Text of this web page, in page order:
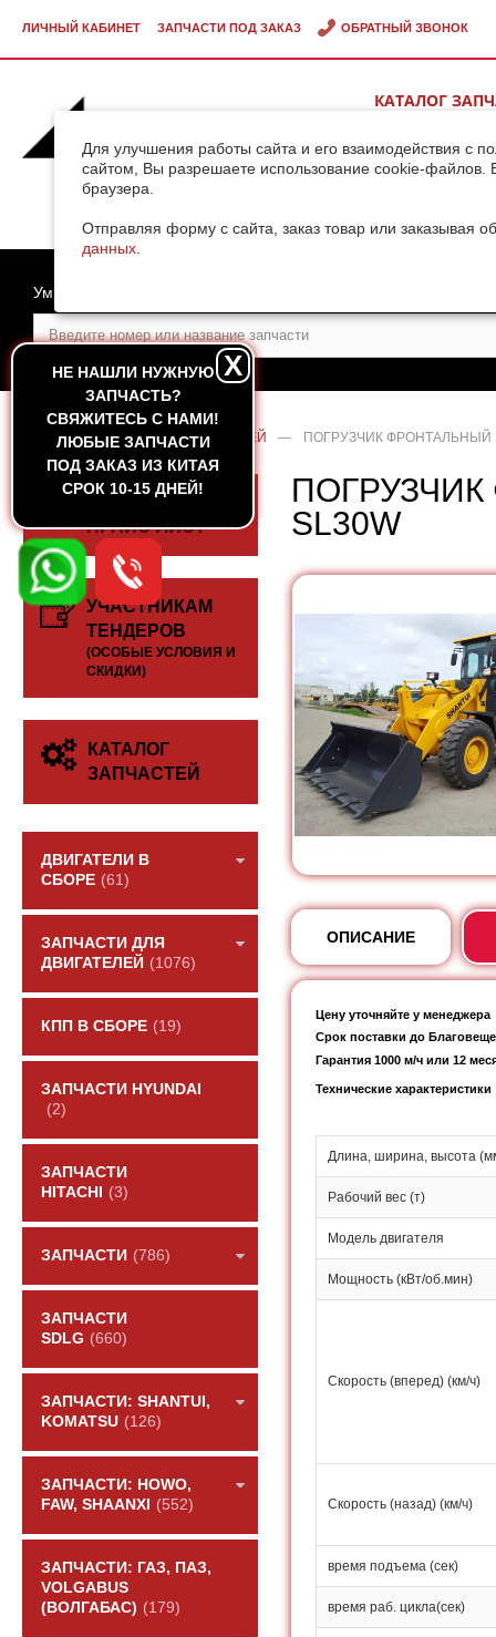
Для улучшения работы сайта и его взаимодействия с
сайтом, Вы разрешаете использование cookie-файлов.
браузера.
Отправляя форму с сайта, заказ товар или заказывая
данных
ЛИЧНЫЙ КАБИНЕТ ЗАПЧАСТИ ПОД ЗАКАЗ ОБРАТНЫЙ ЗВОНОК
КАТАЛОГ
НЕ НАШЛИ НУЖНУЮ
ЗАПЧАСТЬ?
CВЯЖИТЕСЬ С НАМИ!
ЛЮБЫЕ ЗАПЧАСТИ
ПОД ЗАКАЗ ИЗ КИТАЯ
СРОК 10-15 ДНЕЙ!
X
Умный поиск
ГЛАВНАЯ — КАТАЛОГ ЗАПЧАСТЕЙ — ПОГРУЗЧИК ФРОНТАЛЬНЫЙ
СКАЧАТЬ
ПРАЙС-ЛИСТ
УЧАСТНИКАМ
ТЕНДЕРОВ
(ОСОБЫЕ УСЛОВИЯ И
СКИДКИ)
КАТАЛОГ
ЗАПЧАСТЕЙ
ДВИГАТЕЛИ В
СБОРЕ (61)
ЗАПЧАСТИ ДЛЯ
ДВИГАТЕЛЕЙ (1076)
КПП В СБОРЕ (19)
ЗАПЧАСТИ HYUNDAI
(2)
ЗАПЧАСТИ
HITACHI
(3)
ЗАПЧАСТИ (786)
ЗАПЧАСТИ
SDLG (660)
ЗАПЧАСТИ: SHANTUI,
KOMATSU (126)
ЗАПЧАСТИ: HOWO,
FAW, SHAANXI
(552)
ЗАПЧАСТИ: ГАЗ, ПАЗ,
VOLGABUS
(ВОЛГАБАС) (179)
ПОГРУЗЧИК
SL30W
ОПИСАНИЕ
Цену уточняйте у менеджера
Срок поставки до
Гарантия 1000 м/ч или 12
Технические характеристики
Длина, ширина, высота
Рабочий вес (т)
Модель двигателя
Мощность (кВт/об.мин)
Скорость (вперед) (км/ч)
Скорость (назад) (км/ч)
время подъема (сек)
время раб. цикла(сек)